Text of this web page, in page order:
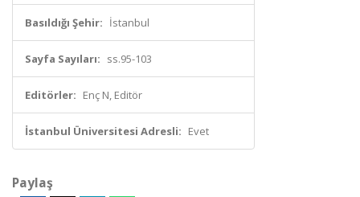
Basıldığı Şehir: İstanbul
Sayfa Sayıları: ss.95-103
Editörler: Enç N, Editör
İstanbul Üniversitesi Adresli: Evet
Paylaş